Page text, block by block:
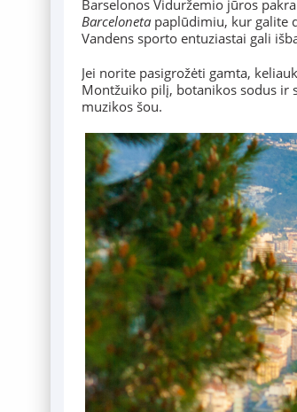
Barselonos Viduržemio jūros
Barceloneta paplūdimiu, kur galite
Vandens sporto entuziastai gali
Jei norite pasigrožėti gamta,
Montžuiko pilį, botanikos sodus ir
muzikos šou.